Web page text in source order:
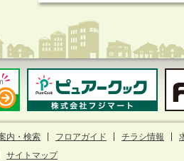
内・検索 フロアガイド チラシ情報
サイトマップ